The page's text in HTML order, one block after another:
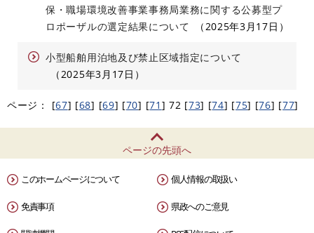
保・職場環境改善事業事務局業務に関する公募型プ
ロポーザルの選定結果について
2025年3月17日
小型船舶用泊地及び禁止区域指定について
2025年3月17日
ページ： [67] [68] [69] [70] [71 ] 72 [73] [74] [75] [76] [77]
ページの先頭へ
このホームページについて 個人情報の取扱い
免責事項 県政へのご意見